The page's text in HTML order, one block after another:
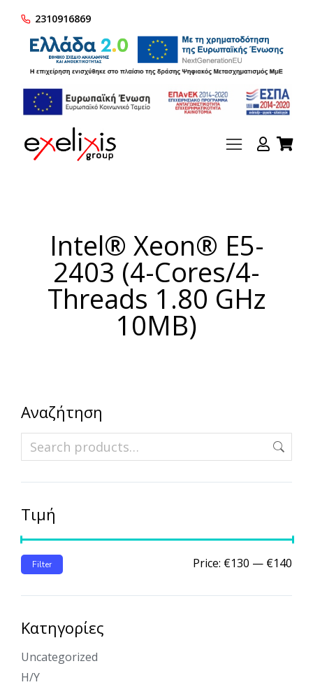
2310916869
Intel® Xeon® E5-
2403 (4-Cores/4-
Threads 1.80 GHz
10MB)
Αναζήτηση
Τιμή
Filter Price: €130 — €140
Κατηγορίες
Uncategorized
Η/Υ